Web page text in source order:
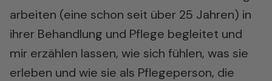
arbeiten (eine schon seit über 25 Jahren) in
ihrer Behandlung und Pflege begleitet und
mir erzählen lassen, wie sich fühlen, was sie
erleben und wie sie als Pflegeperson, die